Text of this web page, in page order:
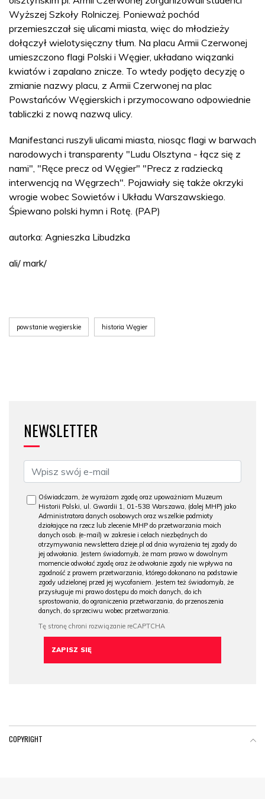
Wyższej Szkoły Rolniczej. Ponieważ pochód
przemieszczał się ulicami miasta, więc do młodzieży
dołączył wielotysięczny tłum. Na placu Armii Czerwonej
umieszczono flagi Polski i Węgier, układano wiązanki
kwiatów i zapalano znicze. To wtedy podjęto decyzję o
zmianie nazwy placu, z Armii Czerwonej na plac
Powstańców Węgierskich i przymocowano odpowiednie
tabliczki z nową nazwą ulicy.
Manifestanci ruszyli ulicami miasta, niosąc flagi w barwach
narodowych i transparenty "Ludu Olsztyna - łącz się z
nami", "Ręce precz od Węgier" "Precz z radziecką
interwencją na Węgrzech". Pojawiały się także okrzyki
wrogie wobec Sowietów i Układu Warszawskiego.
Śpiewano polski hymn i Rotę. (PAP)
autorka: Agnieszka Libudzka
ali/ mark/
powstanie węgierskie historia Węgier
NEWSLETTER
Oświadczam, że wyrażam zgodę oraz upoważniam Muzeum
Historii Polski, ul. Gwardii 1, 01-538 Warszawa, (dalej MHP) jako
Administratora danych osobowych oraz wszelkie podmioty
działające na rzecz lub zlecenie MHP do przetwarzania moich
danych osob. (e-mail) w zakresie i celach niezbędnych do
otrzymywania newslettera dzieje.pl od dnia wyrażenia tej zgody do
jej odwołania. Jestem świadomy/a, że mam prawo w dowolnym
momencie odwołać zgodę oraz że odwołanie zgody nie wpływa na
zgodność z prawem przetwarzania, którego dokonano na podstawie
zgody udzielonej przed jej wycofaniem. Jestem też świadomy/a, że
przysługuje mi prawo dostępu do moich danych, do ich
sprostowania, do ograniczenia przetwarzania, do przenoszenia
danych, do sprzeciwu wobec przetwarzania.
COPYRIGHT